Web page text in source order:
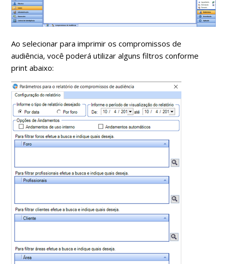
Ao selecionar para imprimir os compromissos de
audiência, você poderá utilizar alguns filtros conforme
print abaixo: